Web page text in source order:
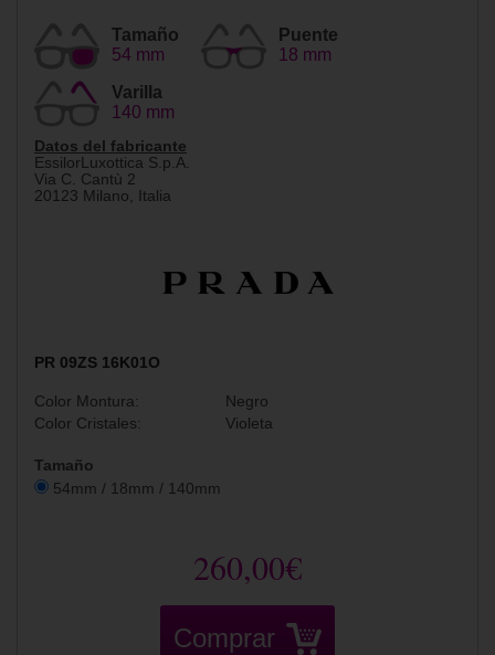
Tamaño
54 mm
Puente
18 mm
Varilla
140 mm
Datos del fabricante
EssilorLuxottica S.p.A.
Via C. Cantù 2
20123 Milano, Italia
PR 09ZS 16K01O
Color Montura:
Negro
Color Cristales:
Violeta
Tamaño
54mm / 18mm / 140mm
260,00€
Comprar